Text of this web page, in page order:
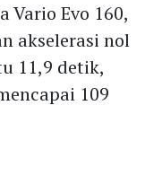
Vario Evo 160,
akselerasi nol
11,9 detik,
109